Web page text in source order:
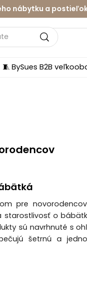
postieľok v
🧵 BySues B2B
pre
starostlivosť o
sú navrhnuté s
šetrnú a